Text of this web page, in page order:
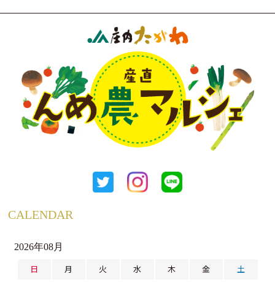
CALENDAR
2026年08月
日 月 火 水 木 金 土